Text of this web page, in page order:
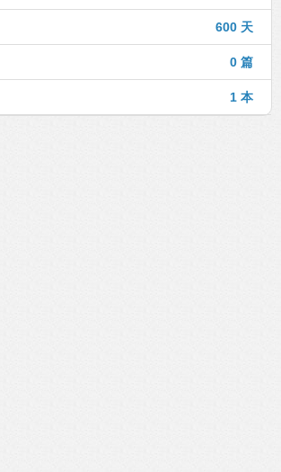
600 天
0 篇
1 本